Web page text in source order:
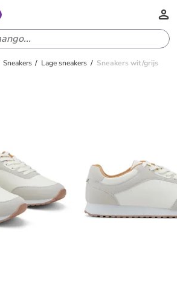
Sneakers Lage sneakers Sneakers wit/grijs